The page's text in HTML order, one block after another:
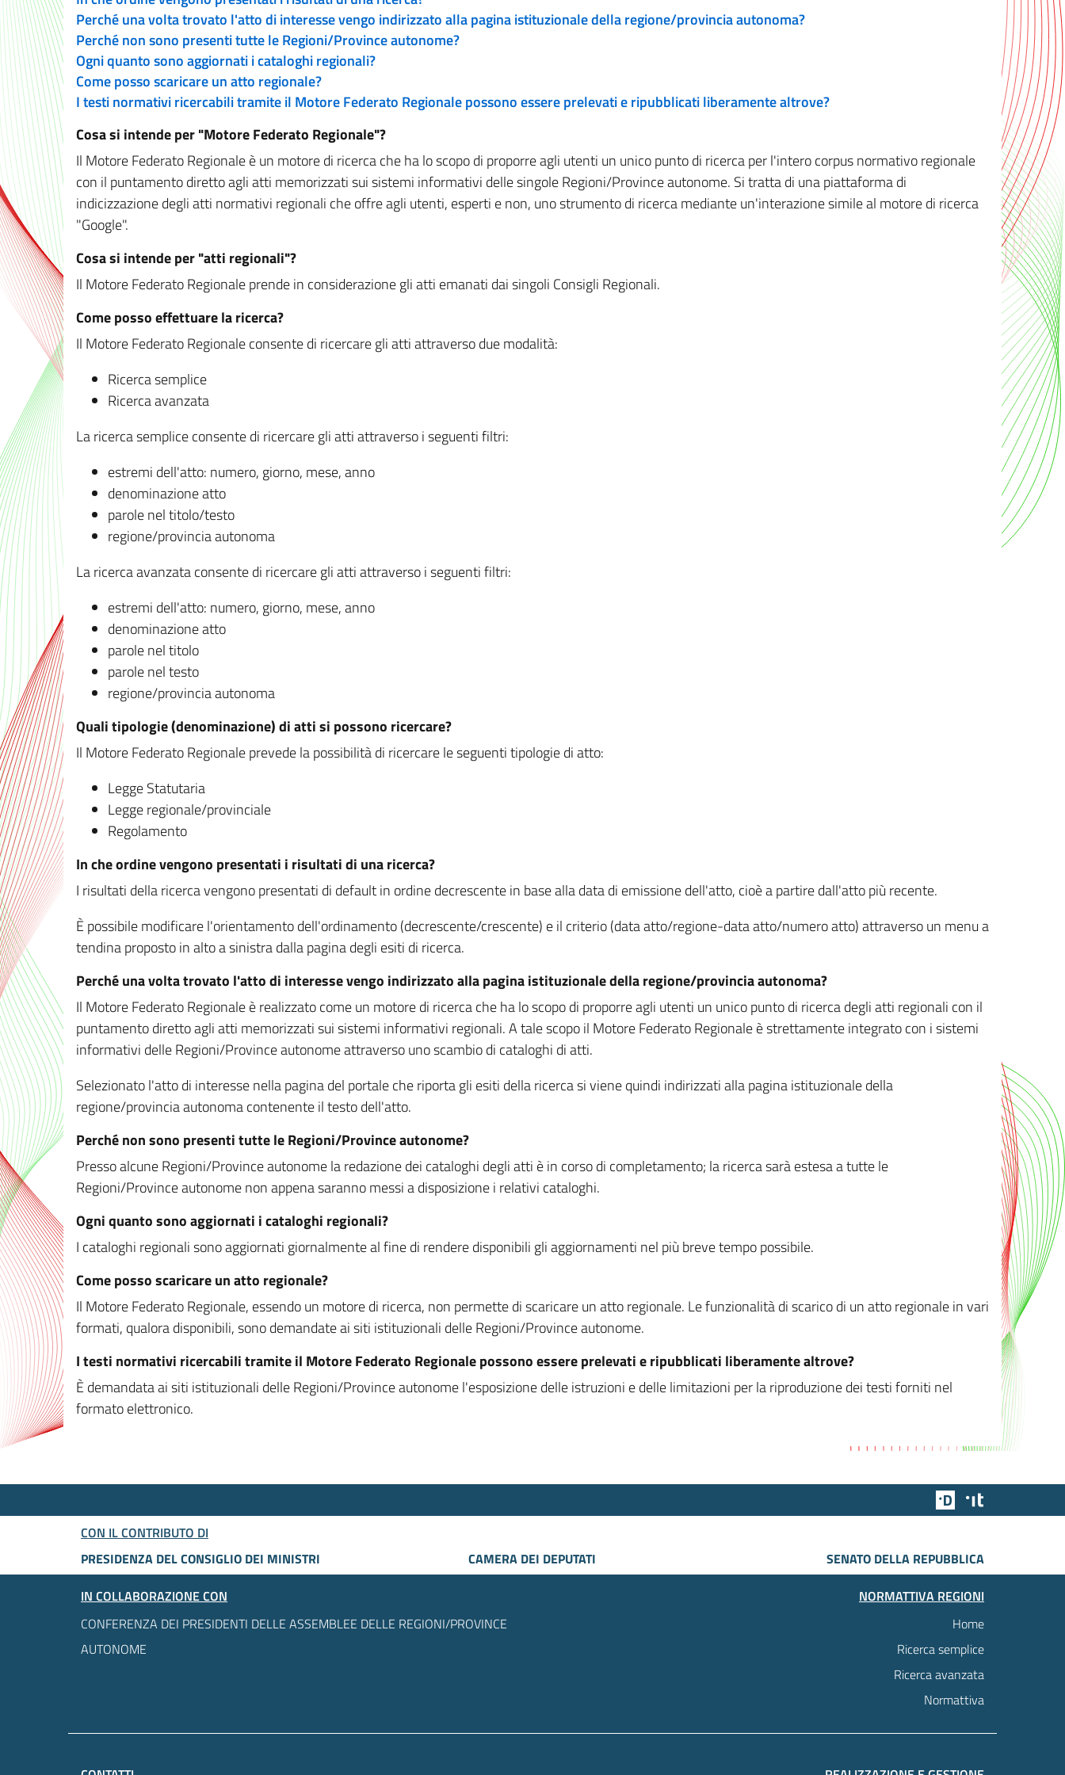
Perché una volta trovato l'atto di interesse vengo indirizzato alla pagina istituzionale della regione/provincia autonoma?
Perché non sono presenti tutte le Regioni/Province autonome?
Ogni quanto sono aggiornati i cataloghi regionali?
Come posso scaricare un atto regionale?
I testi normativi ricercabili tramite il Motore Federato Regionale possono essere prelevati e ripubblicati liberamente altrove?
Cosa si intende per "Motore Federato Regionale"?
Il Motore Federato Regionale è un motore di ricerca che ha lo scopo di proporre agli utenti un unico punto di ricerca per l'intero corpus normativo regionale
con il puntamento diretto agli atti memorizzati sui sistemi informativi delle singole Regioni/Province autonome. Si tratta di una piattaforma di
indicizzazione degli atti normativi regionali che offre agli utenti, esperti e non, uno strumento di ricerca mediante un'interazione simile al motore di ricerca
"Google".
Cosa si intende per "atti regionali"?
Il Motore Federato Regionale prende in considerazione gli atti emanati dai singoli Consigli Regionali.
Come posso effettuare la ricerca?
Il Motore Federato Regionale consente di ricercare gli atti attraverso due modalità:
Ricerca semplice
Ricerca avanzata
La ricerca semplice consente di ricercare gli atti attraverso i seguenti filtri:
estremi dell'atto: numero, giorno, mese, anno
denominazione atto
parole nel titolo/testo
regione/provincia autonoma
La ricerca avanzata consente di ricercare gli atti attraverso i seguenti filtri:
estremi dell'atto: numero, giorno, mese, anno
denominazione atto
parole nel titolo
parole nel testo
regione/provincia autonoma
Quali tipologie (denominazione) di atti si possono ricercare?
Il Motore Federato Regionale prevede la possibilità di ricercare le seguenti tipologie di atto:
Legge Statutaria
Legge regionale/provinciale
Regolamento
In che ordine vengono presentati i risultati di una ricerca?
I risultati della ricerca vengono presentati di default in ordine decrescente in base alla data di emissione dell'atto, cioè a partire dall'atto più recente.
È possibile modificare l'orientamento dell'ordinamento (decrescente/crescente) e il criterio (data atto/regione-data atto/numero atto) attraverso un menu a
tendina proposto in alto a sinistra dalla pagina degli esiti di ricerca.
Perché una volta trovato l'atto di interesse vengo indirizzato alla pagina istituzionale della regione/provincia autonoma?
Il Motore Federato Regionale è realizzato come un motore di ricerca che ha lo scopo di proporre agli utenti un unico punto di ricerca degli atti regionali con il
puntamento diretto agli atti memorizzati sui sistemi informativi regionali. A tale scopo il Motore Federato Regionale è strettamente integrato con i sistemi
informativi delle Regioni/Province autonome attraverso uno scambio di cataloghi di atti.
Selezionato l'atto di interesse nella pagina del portale che riporta gli esiti della ricerca si viene quindi indirizzati alla pagina istituzionale della
regione/provincia autonoma contenente il testo dell'atto.
Perché non sono presenti tutte le Regioni/Province autonome?
Presso alcune Regioni/Province autonome la redazione dei cataloghi degli atti è in corso di completamento; la ricerca sarà estesa a tutte le
Regioni/Province autonome non appena saranno messi a disposizione i relativi cataloghi.
Ogni quanto sono aggiornati i cataloghi regionali?
I cataloghi regionali sono aggiornati giornalmente al fine di rendere disponibili gli aggiornamenti nel più breve tempo possibile.
Come posso scaricare un atto regionale?
Il Motore Federato Regionale, essendo un motore di ricerca, non permette di scaricare un atto regionale. Le funzionalità di scarico di un atto regionale in vari
formati, qualora disponibili, sono demandate ai siti istituzionali delle Regioni/Province autonome.
I testi normativi ricercabili tramite il Motore Federato Regionale possono essere prelevati e ripubblicati liberamente altrove?
È demandata ai siti istituzionali delle Regioni/Province autonome l'esposizione delle istruzioni e delle limitazioni per la riproduzione dei testi forniti nel
formato elettronico.
Team Digitale
CON IL CONTRIBUTO DI
PRESIDENZA DEL CONSIGLIO DEI MINISTRI
CAMERA DEI DEPUTATI
SENATO DELLA REPUBBLICA
IN COLLABORAZIONE CON
CONFERENZA DEI PRESIDENTI DELLE ASSEMBLEE DELLE REGIONI/PROVINCE
AUTONOME
NORMATTIVA REGIONI
Home
Ricerca semplice
Ricerca avanzata
Normattiva